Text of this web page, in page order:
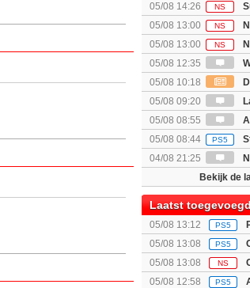
05/08 14:26
NS
Rumble
05/08 13:00 NS
Splatoon 3 Edition
05/08 13:00 NS
Monster Hunter Rise
05/08 12:35
gezien?
05/08 10:18
augustus zijn bekend
05/08 09:20
05/08 08:55
05/08 08:44
PS5
04/08 21:25
Bekijk de
Laatst
05/08 13:12 PS5
05/08 13:08
PS5
- Cepter Edition
05/08 13:08 NS
- Cepter Edition
05/08 12:58 PS5